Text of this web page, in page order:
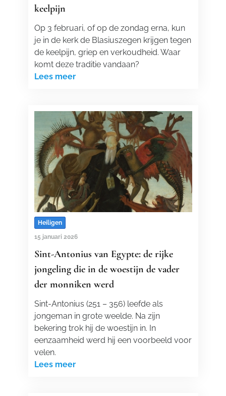
keelpijn
Op 3 februari, of op de zondag erna, kun
je in de kerk de Blasiuszegen krijgen tegen
de keelpijn, griep en verkoudheid. Waar
komt deze traditie vandaan?
Lees meer
Heiligen
15 januari 2026
Sint-Antonius van Egypte: de rijke
jongeling die in de woestijn de vader
der monniken werd
Sint-Antonius (251 – 356) leefde als
jongeman in grote weelde. Na zijn
bekering trok hij de woestijn in. In
eenzaamheid werd hij een voorbeeld voor
velen.
Lees meer